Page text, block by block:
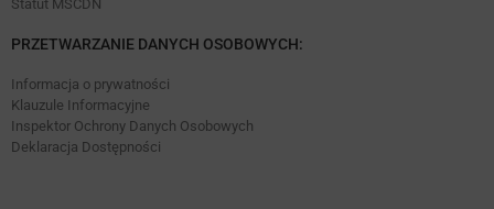
Statut MSCDN
PRZETWARZANIE DANYCH OSOBOWYCH:
Informacja o prywatności
Klauzule Informacyjne
Inspektor Ochrony Danych Osobowych
Deklaracja Dostępności